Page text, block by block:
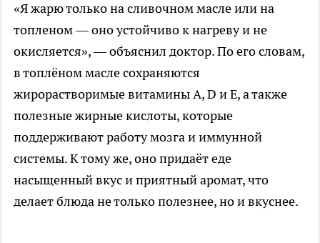
«Я жарю только на сливочном масле или на
топленом — оно устойчиво к нагреву и не
окисляется», — объяснил доктор. По его словам,
в топлёном масле сохраняются
жирорастворимые витамины A, D и E, а также
полезные жирные кислоты, которые
поддерживают работу мозга и иммунной
системы. К тому же, оно придаёт еде
насыщенный вкус и приятный аромат, что
делает блюда не только полезнее, но и вкуснее.